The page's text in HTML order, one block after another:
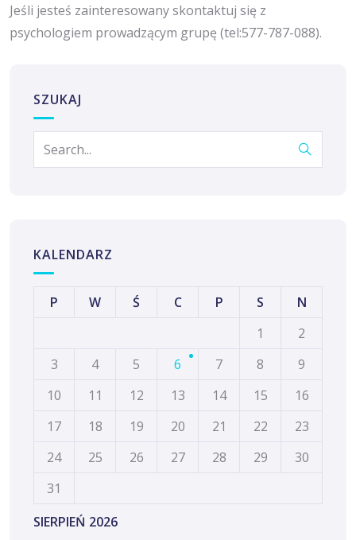
Jeśli jesteś zainteresowany skontaktuj się z
psychologiem prowadzącym grupę (tel:577-787-088).
SZUKAJ
KALENDARZ
SIERPIEŃ 2026
P W Ś C P S
N
1
2
3
4 5 6 7 8
9
10
11 12 13 14 15
16
17
18 19 20 21 22
23
24
25 26 27 28 29
30
31